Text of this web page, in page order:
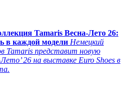
Tamaris Весна-Лето 26:
в каждой модели Немецкий
Tamaris представит новую
26 на выставке Euro Shoes в